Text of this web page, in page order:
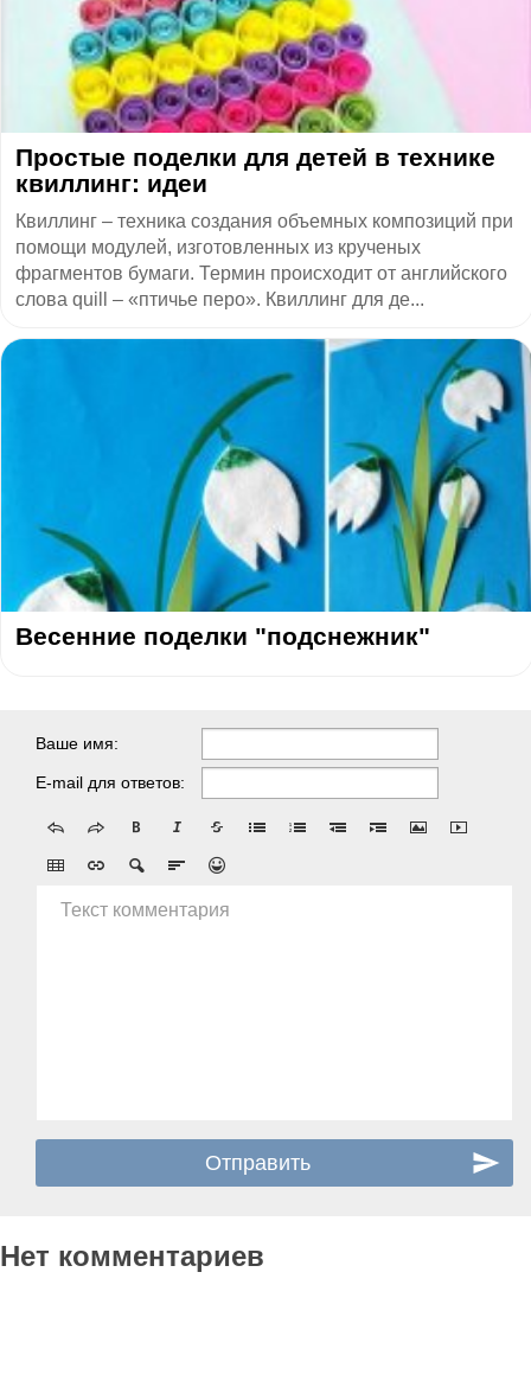
Простые поделки для детей в технике
квиллинг: идеи
Квиллинг – техника создания объемных композиций при
помощи модулей, изготовленных из крученых
фрагментов бумаги. Термин происходит от английского
слова quill – «птичье перо». Квиллинг для де...
Весенние поделки "подснежник"
Ваше имя:
E-mail для ответов:
Текст комментария
Нет комментариев